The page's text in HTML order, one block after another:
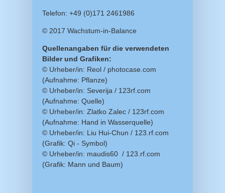
Telefon: +49 (0)171 2461986
© 2017 Wachstum-in-Balance
Quellenangaben für die verwendeten
Bilder und Grafiken:
© Urheber/in: Reol / photocase.com
(Aufnahme: Pflanze)
© Urheber/in: Severija / 123rf.com
(Aufnahme: Quelle)
© Urheber/in: Zlatko Zalec / 123rf.com
(Aufnahme: Hand in Wasserquelle)
© Urheber/in: Liu Hui-Chun / 123.rf.com
(Grafik: Qi - Symbol)
© Urheber/in: maudis60 / 123.rf.com
(Grafik: Mann und Baum)